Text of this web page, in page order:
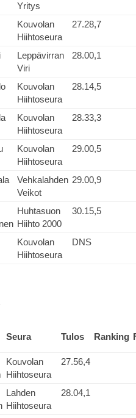
Yritys
Kouvolan
Hiihtoseura
27.28,7
Leppävirran
Viri
28.00,1
Kouvolan
Hiihtoseura
28.14,5
Kouvolan
Hiihtoseura
28.33,3
Kouvolan
Hiihtoseura
29.00,5
Vehkalahden
Veikot
29.00,9
Huhtasuon
Hiihto 2000
30.15,5
Kouvolan
Hiihtoseura
DNS
Seura Tulos Ranking
Kouvolan
Hiihtoseura
27.56,4
Lahden
Hiihtoseura
28.04,1